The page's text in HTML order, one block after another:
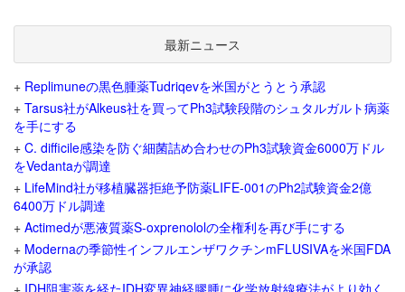
最新ニュース
+ Replimuneの黒色腫薬Tudriqevを米国がとうとう承認
+ Tarsus社がAlkeus社を買ってPh3試験段階のシュタルガルト病薬
を手にする
+ C. difficile感染を防ぐ細菌詰め合わせのPh3試験資金6000万ドル
をVedantaが調達
+ LifeMind社が移植臓器拒絶予防薬LIFE-001のPh2試験資金2億
6400万ドル調達
+ Actimedが悪液質薬S-oxprenololの全権利を再び手にする
+ Modernaの季節性インフルエンザワクチンmFLUSIVAを米国FDA
が承認